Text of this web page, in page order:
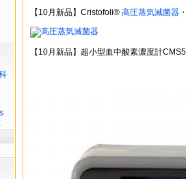
【10月新品】Cristofoli® 高圧蒸気滅菌器
【10月新品】超小型血中酸素濃度計